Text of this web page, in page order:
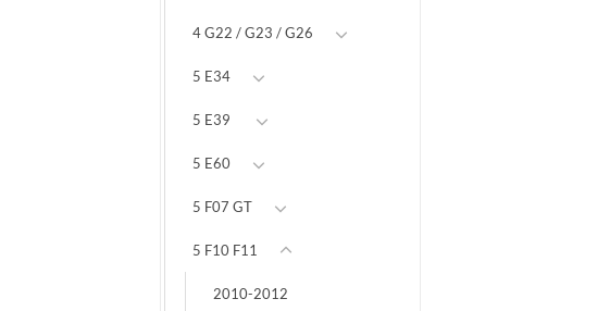
4 G22 / G23 / G26
5 E34
5 E39
5 E60
5 F07 GT
5 F10 F11
2010-2012